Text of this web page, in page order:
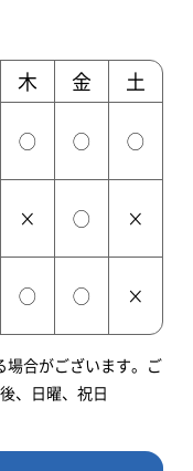
木 金 土
◯ ◯ ◯
× ◯ ×
◯ ◯ ×
合がございます。ご
、日曜、祝日